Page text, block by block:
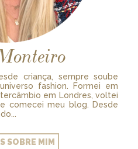
criança, sempre soube
fashion. Formei em
em Londres, voltei
comecei meu blog. Desde
SOBRE MIM